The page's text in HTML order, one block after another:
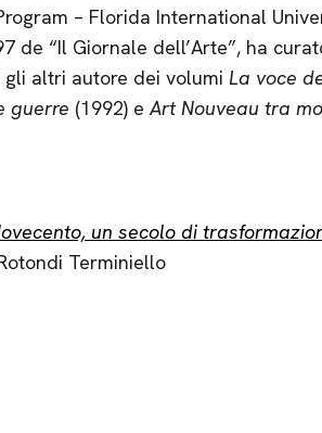
– Florida International
de “Il Giornale dell’Arte”, ha
gli altri autore dei volumi La voce
guerre (1992) eArt Nouveau tra
un secolo di
Terminiello